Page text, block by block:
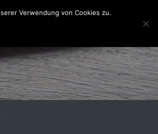
Verwendung von Cookies zu.